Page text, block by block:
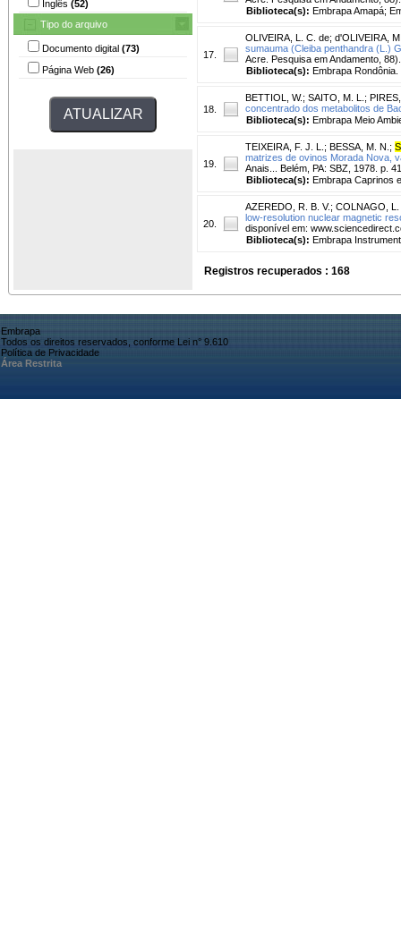
Inglês (52)
Tipo do arquivo
Documento digital (73)
Página Web (26)
Biblioteca(s): Embrapa Amapá;
17.
OLIVEIRA, L. C. de; d'OLIVEIRA,
sumauma (Cleiba penthandra (L.)
Acre. Pesquisa em Andamento, 88).
Biblioteca(s): Embrapa Rondônia.
18.
BETTIOL, W.; SAITO, M. L. ;
concentrado dos metabolitos de
Biblioteca(s): Embrapa Meio
19.
TEIXEIRA, F. J. L. ; BESSA, M. N. ;
matrizes de ovinos Morada Nova,
Anais... Belém, PA: SBZ, 1978. p.
Biblioteca(s): Embrapa Caprinos
20.
AZEREDO, R. B. V.; COLNAGO, L.
low-resolution nuclear magnetic
disponível em:
Biblioteca(s): Embrapa
Registros recuperados : 168
Embrapa
Todos os direitos reservados, conforme Lei n° 9.610
Política de Privacidade
Área Restrita